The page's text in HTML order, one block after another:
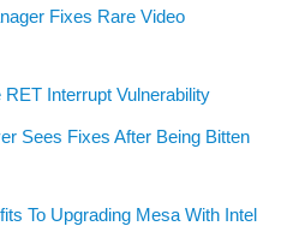
Fixes Rare Video
Interrupt Vulnerability
Sees Fixes After Being Bitten
To Upgrading Mesa With Intel